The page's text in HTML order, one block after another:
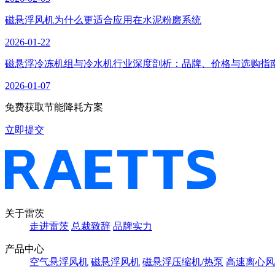
磁悬浮风机为什么更适合应用在水泥粉磨系统
2026-01-22
磁悬浮冷冻机组与冷水机行业深度剖析：品牌、价格与选购指
2026-01-07
免费获取节能降耗方案
立即提交
关于雷茨
走进雷茨 总裁致辞 品牌实力
产品中心
空气悬浮风机 磁悬浮风机 磁悬浮压缩机/热泵 高速离心